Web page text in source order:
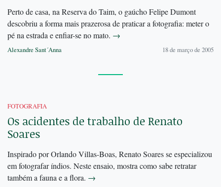
Perto de casa, na Reserva do Taim, o gaúcho Felipe Dumont
descobriu a forma mais prazerosa de praticar a fotografia: meter o
pé na estrada e enfiar-se no mato. →
Alexandre Sant´Anna 18 de março de 2005
FOTOGRAFIA
Os acidentes de trabalho de Renato
Soares
Inspirado por Orlando Villas-Boas, Renato Soares se especializou
em fotografar índios. Neste ensaio, mostra como sabe retratar
também a fauna e a flora. →